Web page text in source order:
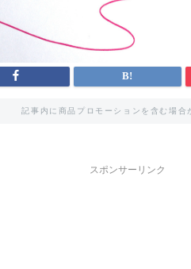
記事内に商品プロモーションを含む場合
スポンサーリンク